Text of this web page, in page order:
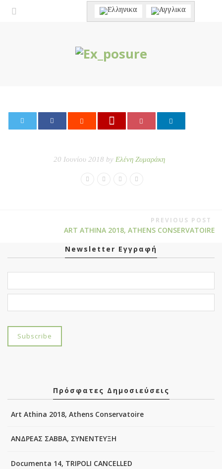
20 Ιουνίου 2018 by Ελένη Ζυμαράκη
PREVIOUS POST
ART ATHINA 2018, ATHENS CONSERVATOIRE
Newsletter Εγγραφή
Πρόσφατες Δημοσιεύσεις
Art Athina 2018, Athens Conservatoire
ΑΝΔΡΕΑΣ ΣΑΒΒΑ, ΣΥΝΕΝΤΕΥΞΗ
Documenta 14, TRIPOLI CANCELLED